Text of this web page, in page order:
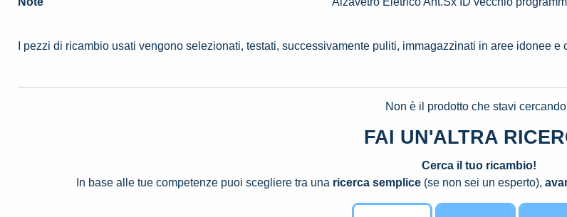
I pezzi di ricambio usati vengono selezionati, testati, successivamente puliti, immagazzinati in aree idonee
Non è il prodotto che stavi
FAI UN'ALTRA
Cerca il tuo ricambio!
In base alle tue competenze puoi scegliere tra una ricerca semplice (se non sei un esperto),